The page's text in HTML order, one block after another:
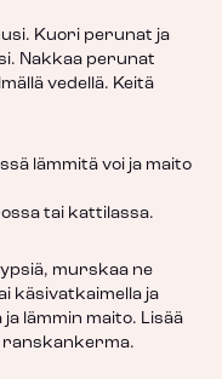
Kuori perunat ja
Nakkaa perunat
vedellä. Keitä
lämmitä voi ja maito
tai kattilassa.
murskaa ne
käsivatkaimella ja
lämmin maito. Lisää
ranskankerma.